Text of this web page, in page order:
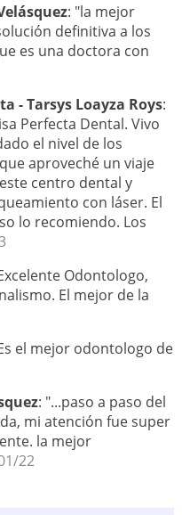
: "la mejor
definitiva a los
es una doctora con
- Tarsys Loayza Roys:
Perfecta Dental. Vivo
el nivel de los
aproveché un viaje
centro dental y
con láser. El
lo recomiendo. Los
Odontologo,
El mejor de la
el mejor odontologo de
: "...paso a paso del
mi atención fue super
la mejor
22